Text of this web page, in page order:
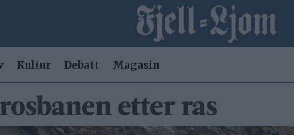
Kultur Debatt Magasin
etter ras